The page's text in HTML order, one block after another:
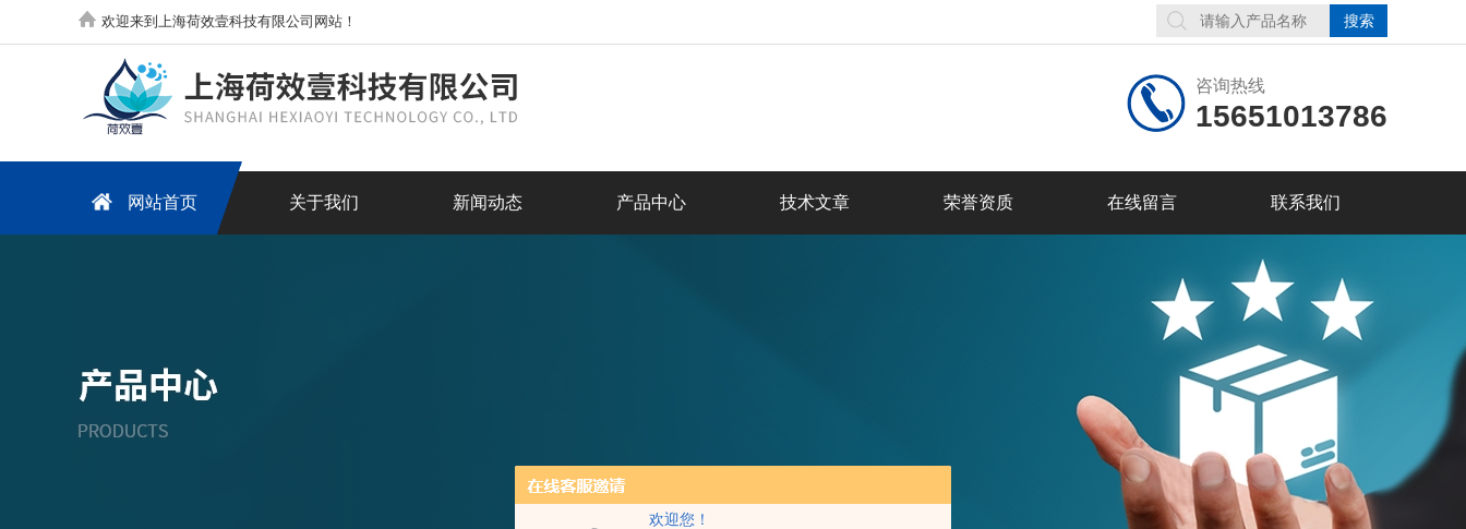
欢迎您！
欢迎来到上海荷效壹科技有限公司网站！
咨询热线
15651013786
网站首页 关于我们 新闻动态 产品中心 技术文章 荣誉资质 在线留言 联系我们